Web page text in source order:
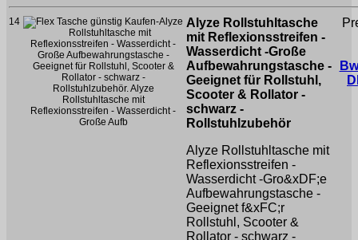
14
Alyze Rollstuhltasche
mit Reflexionsstreifen -
Wasserdicht -Große
Aufbewahrungstasche -
Geeignet für Rollstuhl,
Scooter & Rollator -
schwarz -
Rollstuhlzubehör
Alyze Rollstuhltasche mit
Reflexionsstreifen -
Wasserdicht -Gro&xDF;e
Aufbewahrungstasche -
Geeignet f&xFC;r
Rollstuhl, Scooter &
Rollator - schwarz -